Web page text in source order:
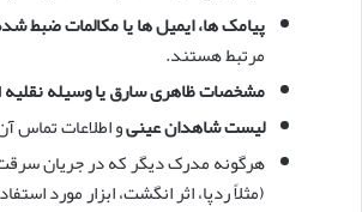
پیامک ها، ایمیل ها یا مکالمات ضبط
مرتبط هستند.
مشخصات ظاهری سارق یا وسیله نقلیه
لیست شاهدان عینیو اطلاعات تماس
هرگونه مدرک دیگر که در جریان
(مثلاً ردپا، اثر انگشت، ابزار مورد